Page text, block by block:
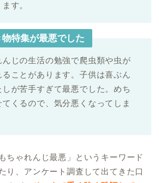
す。
特集が最悪でした
んじの生活の勉強で爬虫類や虫が
ことがあります。子供は喜ぶん
が苦手すぎて最悪でした。めち
くるので、気分悪くなってしま
ちゃれんじ最悪」というキーワード
り、アンケート調査して出てきた口